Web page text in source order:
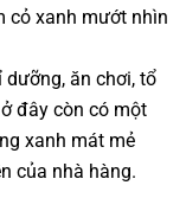
cỏ xanh mướt nhìn
ăn chơi, tổ
đây còn có một
xanh mát mẻ
của nhà hàng.